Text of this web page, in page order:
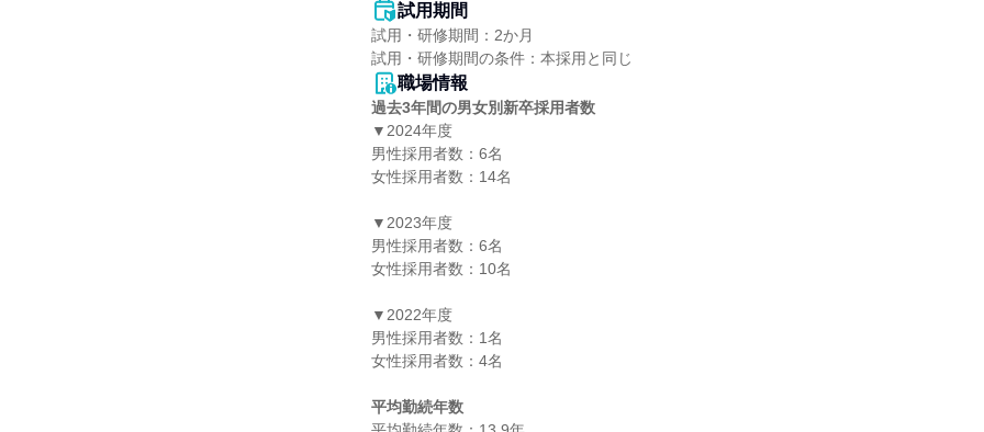
試用期間
試用・研修期間：2か月
職場情報
過去3年間の男女別新卒採用者数
▼2024年度
男性採用者数：6名
女性採用者数：14名
▼2023年度
男性採用者数：6名
女性採用者数：10名
▼2022年度
男性採用者数：1名
女性採用者数：4名
平均勤続年数